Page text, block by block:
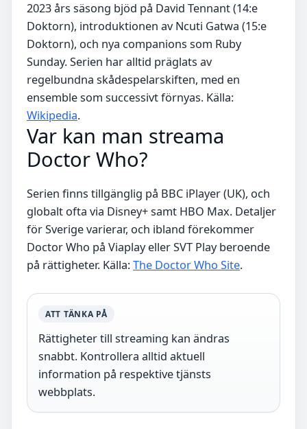
2023 års säsong bjöd på David Tennant (14:e
Doktorn), introduktionen av Ncuti Gatwa (15:e
Doktorn), och nya companions som Ruby
Sunday. Serien har alltid präglats av
regelbundna skådespelarskiften, med en
ensemble som successivt förnyas. Källa:
Wikipedia.
Var kan man streama
Doctor Who?
Serien finns tillgänglig på BBC iPlayer (UK), och
globalt ofta via Disney+ samt HBO Max. Detaljer
för Sverige varierar, och ibland förekommer
Doctor Who på Viaplay eller SVT Play beroende
på rättigheter. Källa:The Doctor Who Site.
ATT TÄNKA PÅ
Rättigheter till streaming kan ändras
snabbt. Kontrollera alltid aktuell
information på respektive tjänsts
webbplats.